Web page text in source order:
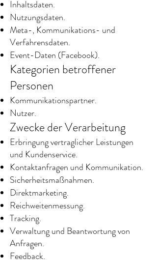
Inhaltsdaten.
Nutzungsdaten.
Meta-, Kommunikations- und
Verfahrensdaten.
Event-Daten (Facebook).
Kategorien betroffener
Personen
Kommunikationspartner.
Nutzer.
Zwecke der Verarbeitung
Erbringung vertraglicher Leistungen
und Kundenservice.
Kontaktanfragen und Kommunikation.
Sicherheitsmaßnahmen.
Direktmarketing.
Reichweitenmessung.
Tracking.
Verwaltung und Beantwortung von
Anfragen.
Feedback.